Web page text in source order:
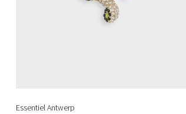
Essentiel Antwerp